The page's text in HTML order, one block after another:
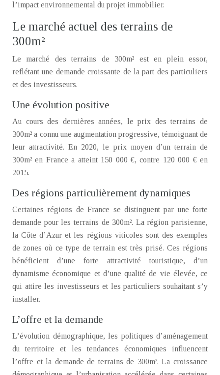
l’impact environnemental du projet immobilier.
Le marché actuel des terrains de
300m²
Le marché des terrains de 300m² est en plein essor,
reflétant une demande croissante de la part des particuliers
et des investisseurs.
Une évolution positive
Au cours des dernières années, le prix des terrains de
300m² a connu une augmentation progressive, témoignant de
leur attractivité. En 2020, le prix moyen d’un terrain de
300m² en France a atteint 150 000 €, contre 120 000 € en
2015.
Des régions particulièrement dynamiques
Certaines régions de France se distinguent par une forte
demande pour les terrains de 300m². La région parisienne,
la Côte d’Azur et les régions viticoles sont des exemples
de zones où ce type de terrain est très prisé. Ces régions
bénéficient d’une forte attractivité touristique, d’un
dynamisme économique et d’une qualité de vie élevée, ce
qui attire les investisseurs et les particuliers souhaitant s’y
installer.
L’offre et la demande
L’évolution démographique, les politiques d’aménagement
du territoire et les tendances économiques influencent
l’offre et la demande de terrains de 300m². La croissance